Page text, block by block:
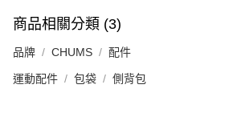
商品相關分類 (3)
品牌 CHUMS 配件
運動配件 包袋 側背包